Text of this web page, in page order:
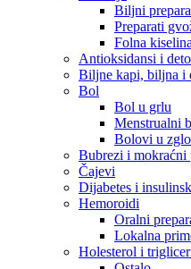
Biljni
Preparati
Folna
Antioksidansi i
Biljne kapi, biljna i
Bol
Bol u grlu
Menstrualni
Bolovi u
Bubrezi i mokraćni
Čajevi
Dijabetes i
Hemoroidi
Oralni
Lokalna
Holesterol i